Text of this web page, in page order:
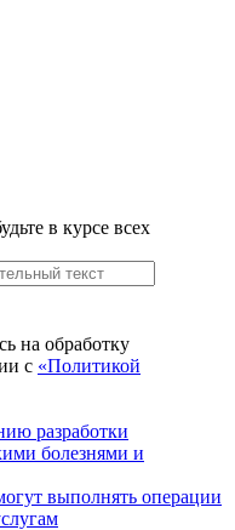
в курсе всех
на обработку
с «Политикой
разработки
болезнями и
выполнять операции